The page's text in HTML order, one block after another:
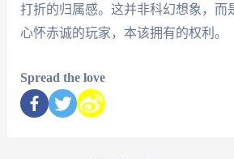
打折的归属感。这并非科幻想象，而
心怀赤诚的玩家，本该拥有的权利。
Spread the love